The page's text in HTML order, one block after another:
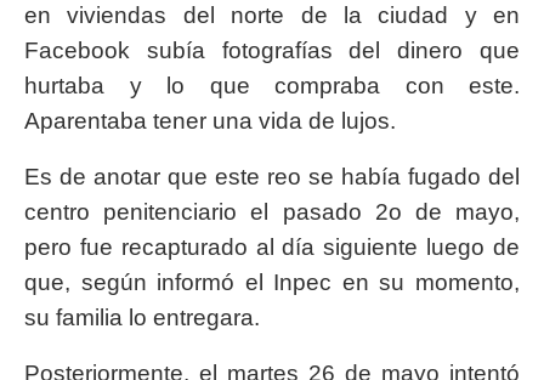
en viviendas del norte de la ciudad y en
Facebook subía fotografías del dinero que
hurtaba y lo que compraba con este.
Aparentaba tener una vida de lujos.
Es de anotar que este reo se había fugado del
centro penitenciario el pasado 2o de mayo,
pero fue recapturado al día siguiente luego de
que, según informó el Inpec en su momento,
su familia lo entregara.
Posteriormente, el martes 26 de mayo intentó